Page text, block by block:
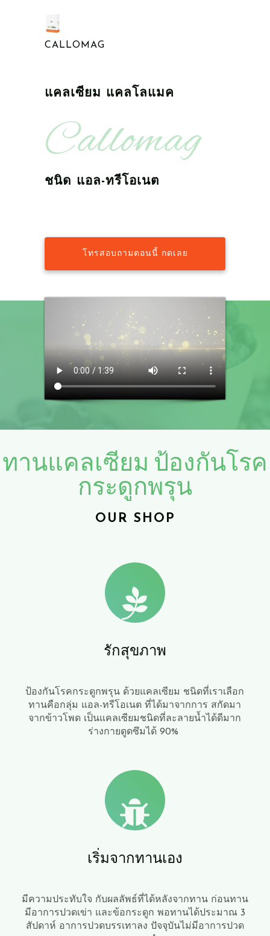
​CALLOMAG
​แคลเซียม แคลโลแมค
​Callomag
​ชนิด แอล-ทรีโอเนต
​โทรสอบถามตอนนี้ กดเลย
​ทานแคลเซียม ป้องกันโรค
กระดูกพรุน
OUR SHOP
​รักสุขภาพ
​ป้องกันโรคกระดูกพรุน ด้วยแคลเซียม ชนิดที่เราเลือก
ทานคือกลุ่ม แอล-ทรีโอเนต ที่ได้มาจากการ สกัดมา
จากข้าวโพด เป็นแคลเซียมชนิดที่ละลายน้ำได้ดีมาก
ร่างกายดูดซึมได้ 90%
​เริ่มจากทานเอง
​มีความประทับใจ กับผลลัพธ์ที่ได้หลังจากทาน ก่อนทาน
มีอาการปวดเข่า และข้อกระดูก พอทานได้ประมาณ 3
สัปดาห์ อาการปวดบรรเทาลง ปัจจุบันไม่มีอาการปวด